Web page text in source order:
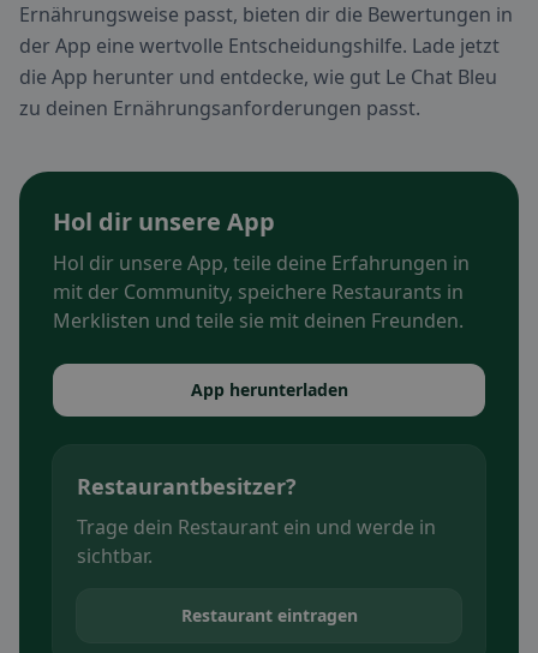
Ernährungsweise passt, bieten dir die Bewertungen in
der App eine wertvolle Entscheidungshilfe. Lade jetzt
die App herunter und entdecke, wie gut Le Chat Bleu
zu deinen Ernährungsanforderungen passt.
Hol dir unsere App
Hol dir unsere App, teile deine Erfahrungen in
mit der Community, speichere Restaurants in
Merklisten und teile sie mit deinen Freunden.
App herunterladen
Restaurantbesitzer?
Trage dein Restaurant ein und werde in
sichtbar.
Restaurant eintragen